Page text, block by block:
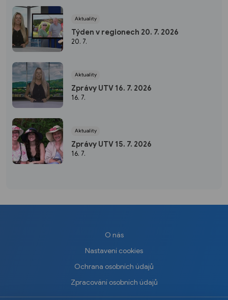
Aktuality
Týden v regionech 20. 7. 2026
20. 7.
Aktuality
Zprávy UTV 16. 7. 2026
16. 7.
Aktuality
Zprávy UTV 15. 7. 2026
16. 7.
O nás
Nastavení cookies
Ochrana osobních údajů
Zpracování osobních údajů